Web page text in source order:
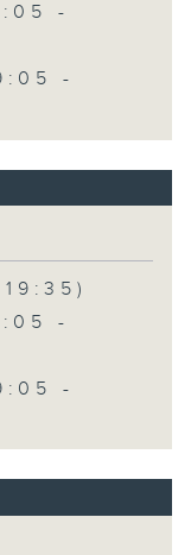
-
-
-
-